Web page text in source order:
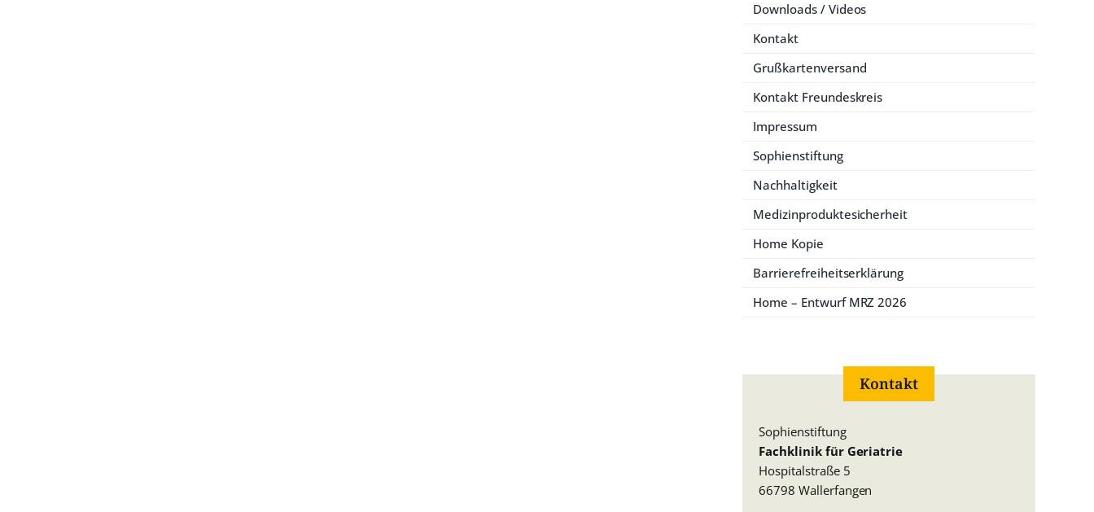
Downloads / Videos
Kontakt
Grußkartenversand
Kontakt Freundeskreis
Impressum
Sophienstiftung
Nachhaltigkeit
Medizinproduktesicherheit
Home Kopie
Barrierefreiheitserklärung
Home – Entwurf MRZ 2026
Kontakt
Sophienstiftung
Fachklinik für Geriatrie
Hospitalstraße 5
66798 Wallerfangen